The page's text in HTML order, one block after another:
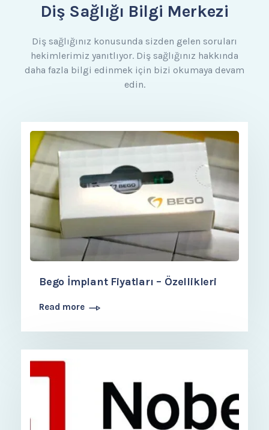
Diş Sağlığı Bilgi Merkezi
Diş sağlığınız konusunda sizden gelen soruları
hekimlerimiz yanıtlıyor. Diş sağlığınız hakkında
daha fazla bilgi edinmek için bizi okumaya devam
edin.
Bego İmplant Fiyatları – Özellikleri
Read more